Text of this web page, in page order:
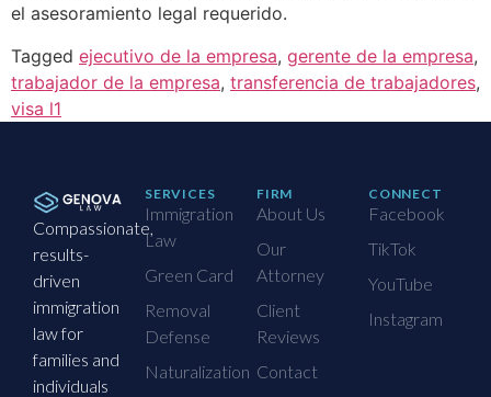
el asesoramiento legal requerido.
Tagged ejecutivo de la empresa, gerente de la empresa,
trabajador de la empresa, transferencia de trabajadores,
visa l1
Compassionate,
results-
driven
immigration
law for
families and
individuals
SERVICES
Immigration
Law
Green Card
Removal
Defense
Naturalization
FIRM
About Us
Our
Attorney
Client
Reviews
Contact
CONNECT
Facebook
TikTok
YouTube
Instagram